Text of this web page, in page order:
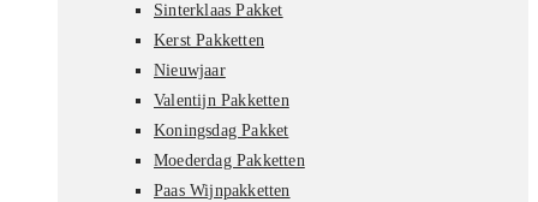
Sinterklaas Pakket
Kerst Pakketten
Nieuwjaar
Valentijn Pakketten
Koningsdag Pakket
Moederdag Pakketten
Paas Wijnpakketten